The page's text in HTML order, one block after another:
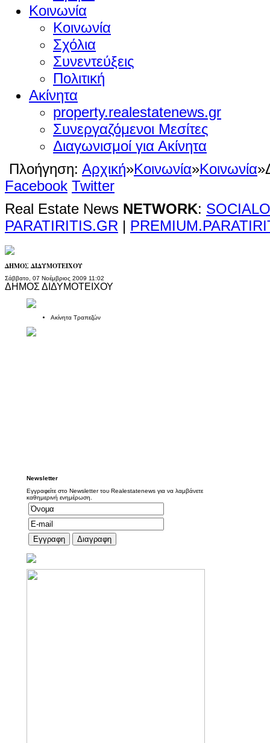
Κοινωνία
Κοινωνία
Σχόλια
Συνεντεύξεις
Πολιτική
Ακίνητα
property.realestatenews.gr
Συνεργαζόμενοι Μεσίτες
Διαγωνισμοί για Ακίνητα
Πλοήγηση: Αρχική»Κοινωνία»Κοινωνία»
Facebook Twitter
Real Estate News NETWORK:
PARATIRITIS.GR |
ΔΗΜΟΣ ΔΙΔΥΜΟΤΕΙΧΟΥ
Σάββατο, 07 Νοέμβριος 2009 11:02
ΔΗΜΟΣ ΔΙΔΥΜΟΤΕΙΧΟΥ
Ακίνητα Τραπεζών
Newsletter
Εγγραφείτε στο Newsletter του Realestatenews για να λαμβάνετε
καθημερινή ενημέρωση.